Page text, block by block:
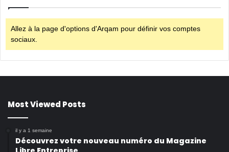
Allez à la page d'options d'Arqam pour définir vos comptes
sociaux.
Most Viewed Posts
il y a 1 semaine
Découvrez votre nouveau numéro du Magazine